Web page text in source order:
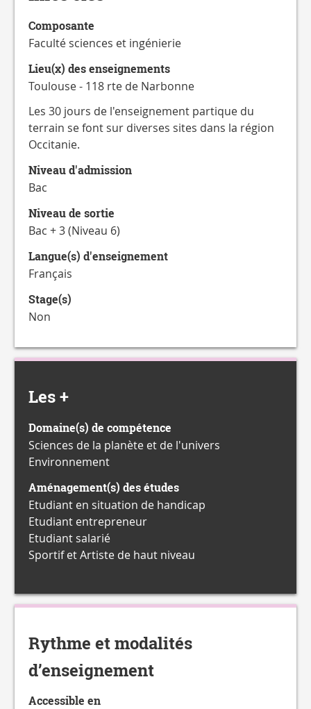
CATALOGUE
FORMATIONS
Composante
Faculté sciences et ingénierie
Lieu(x) des enseignements
Toulouse - 118 rte de Narbonne
Les 30 jours de l'enseignement partique du
terrain se font sur diverses sites dans la région
Occitanie.
Niveau d'admission
Bac
Niveau de sortie
Bac + 3 (Niveau 6)
Langue(s) d'enseignement
Français
Stage(s)
Non
Les +
Domaine(s) de compétence
Sciences de la planète et de l'univers
Environnement
Aménagement(s) des études
Etudiant en situation de handicap
Etudiant entrepreneur
Etudiant salarié
Sportif et Artiste de haut niveau
Rythme et modalités
d’enseignement
Accessible en